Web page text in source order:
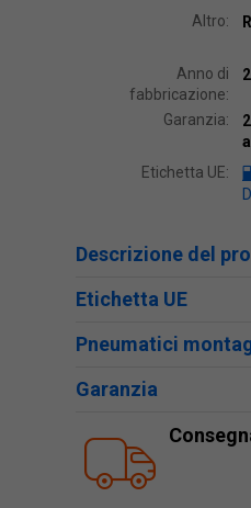
Altro:
Anno di
fabbricazione:
Garanzia:
Etichetta UE:
Descrizione del
Etichetta UE
Pneumatici
Garanzia